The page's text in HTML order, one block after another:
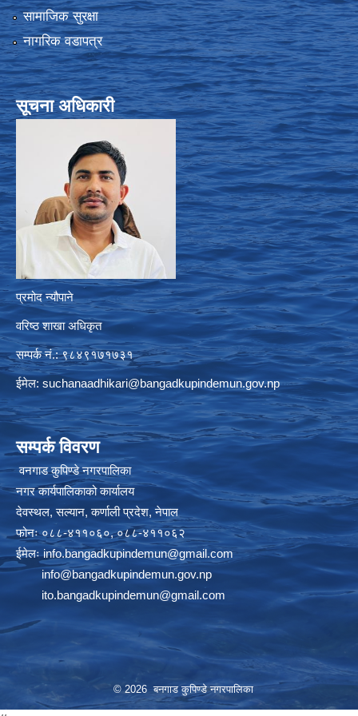
सामाजिक सुरक्षा
नागरिक वडापत्र
सूचना अधिकारी
प्रमोद न्यौपाने
वरिष्ठ शाखा अधिकृत
सम्पर्क नं.: ९८४९१७१७३१
ईमेल: suchanaadhikari@bangadkupindemun.gov.np
सम्पर्क विवरण
वनगाड कुपिण्डे नगरपालिका
नगर कार्यपालिकाको कार्यालय
देवस्थल, सल्यान, कर्णाली प्रदेश, नेपाल
फोनः ०८८-४११०६०, ०८८-४११०६२
ईमेलःinfo.bangadkupindemun@gmail.com
info@bangadkupindemun.gov.np
ito.bangadkupindemun@gmail.com
© 2026 बनगाड कुपिण्डे नगरपालिका